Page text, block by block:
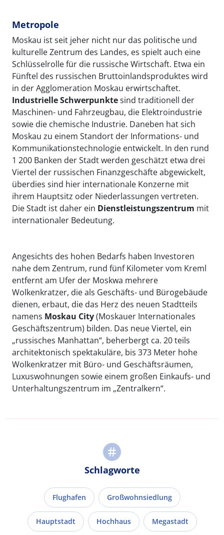
Metropole
Moskau ist seit jeher nicht nur das politische und
kulturelle Zentrum des Landes, es spielt auch eine
Schlüsselrolle für die russische Wirtschaft. Etwa ein
Fünftel des russischen Bruttoinlandsproduktes wird
in der Agglomeration Moskau erwirtschaftet.
Industrielle Schwerpunktesind traditionell der
Maschinen- und Fahrzeugbau, die Elektroindustrie
sowie die chemische Industrie. Daneben hat sich
Moskau zu einem Standort der Informations- und
Kommunikationstechnologie entwickelt. In den rund
1 200 Banken der Stadt werden geschätzt etwa drei
Viertel der russischen Finanzgeschäfte abgewickelt,
überdies sind hier internationale Konzerne mit
ihrem Hauptsitz oder Niederlassungen vertreten.
Die Stadt ist daher ein Dienstleistungszentrum mit
internationaler Bedeutung.
Angesichts des hohen Bedarfs haben Investoren
nahe dem Zentrum, rund fünf Kilometer vom Kreml
entfernt am Ufer der Moskwa mehrere
Wolkenkratzer, die als Geschäfts- und Bürogebäude
dienen, erbaut, die das Herz des neuen Stadtteils
namens Moskau City(Moskauer Internationales
Geschäftszentrum) bilden. Das neue Viertel, ein
„russisches Manhattan“, beherbergt ca. 20 teils
architektonisch spektakuläre, bis 373 Meter hohe
Wolkenkratzer mit Büro- und Geschäftsräumen,
Luxuswohnungen sowie einem großen Einkaufs- und
Unterhaltungszentrum im „Zentralkern“.
Schlagworte
Flughafen Großwohnsiedlung
Hauptstadt Hochhaus Megastadt